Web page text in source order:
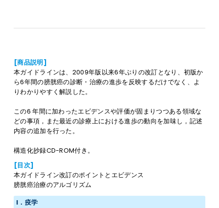
[商品説明]
本ガイドラインは、2009年版以来6年ぶりの改訂となり、初版か
ら6年間の膀胱癌の診断・治療の進歩を反映するだけでなく、よ
りわかりやすく解説した。
この6 年間に加わったエビデンスや評価が固まりつつある領域な
どの事項，また最近の診療上における進歩の動向を加味し，記述
内容の追加を行った。
構造化抄録CD-ROM付き。
[目次]
本ガイドライン改訂のポイントとエビデンス
膀胱癌治療のアルゴリズム
I．疫学